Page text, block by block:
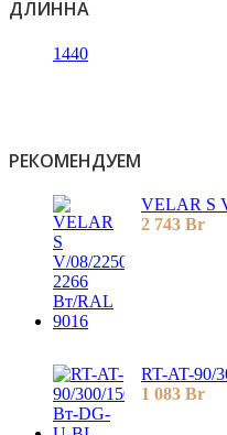
ДЛИННА
1440
РЕКОМЕНДУЕМ
VELAR S
2 743 Br
RT-AT-90/
1 083 Br